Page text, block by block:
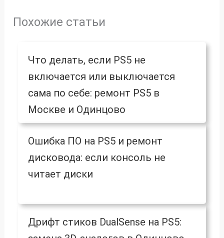
Похожие статьи
Что делать, если PS5 не
включается или выключается
сама по себе: ремонт PS5 в
Москве и Одинцово
Ошибка ПО на PS5 и ремонт
дисковода: если консоль не
читает диски
Дрифт стиков DualSense на PS5: